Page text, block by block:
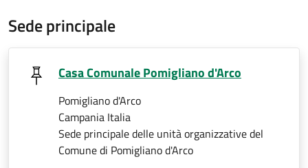
Sede principale
Casa Comunale Pomigliano d'Arco
Pomigliano d'Arco
Campania Italia
Sede principale delle unità organizzative del
Comune di Pomigliano d'Arco